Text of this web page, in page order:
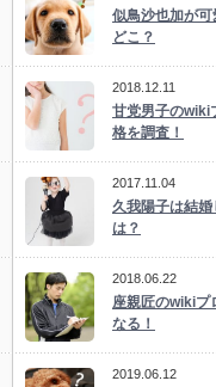
似鳥沙也加が
どこ？
2018.12.11
甘党男子のwiki
格を調査！
2017.11.04
久我陽子は結
は？
2018.06.22
座親匠のwikiプ
なる！
2019.06.12